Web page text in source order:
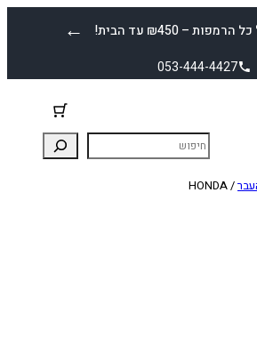
← – ₪450 עד הבית!
053-444-4427
/ HONDA